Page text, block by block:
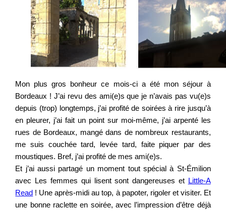
Mon plus gros bonheur ce mois-ci a été mon séjour à
Bordeaux ! J’ai revu des ami(e)s que je n’avais pas vu(e)s
depuis (trop) longtemps, j’ai profité de soirées à rire jusqu’à
en pleurer, j’ai fait un point sur moi-même, j’ai arpenté les
rues de Bordeaux, mangé dans de nombreux restaurants,
me suis couchée tard, levée tard, faite piquer par des
moustiques. Bref, j’ai profité de mes ami(e)s.
Et j’ai aussi partagé un moment tout spécial à St-Émilion
avec Les femmes qui lisent sont dangereuses et Little-A
Read ! Une après-midi au top, à papoter, rigoler et visiter. Et
une bonne raclette en soirée, avec l’impression d’être déjà